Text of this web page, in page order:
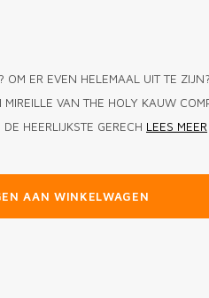
ER EVEN HELEMAAL UIT TE
VAN THE HOLY KAUW
HEERLIJKSTE GERECH LEES MEER
AAN WINKELWAGEN